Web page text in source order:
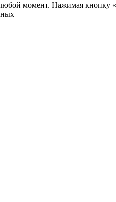
момент. Нажимая кнопку